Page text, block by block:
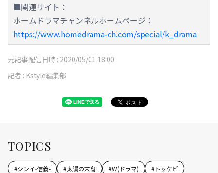
■関連サイト：
ホームドラマチャンネルホームページ：
https://www.homedrama-ch.com/special/k_drama
元記事配信日時 : 2020/05/01 18:00
記者 : Kstyle編集部
TOPICS
#シンイ-信義- #太陽の末裔 #W(ドラマ) #トッケビ